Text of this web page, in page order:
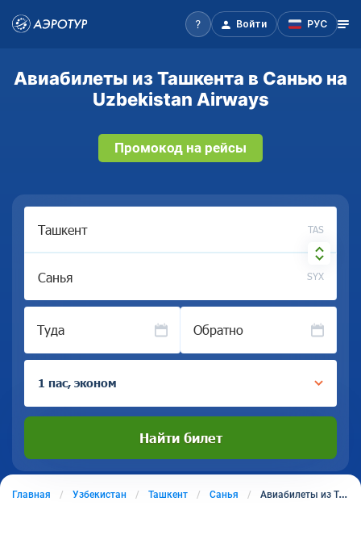
Войти РУС
Авиабилеты из Ташкента в Санью на
Uzbekistan Airways
Промокод на рейсы
TAS
SYX
Туда Обратно
1 пас, эконом
Найти билет
Главная Узбекистан Ташкент Санья Авиабилеты из Ташкента в Санью